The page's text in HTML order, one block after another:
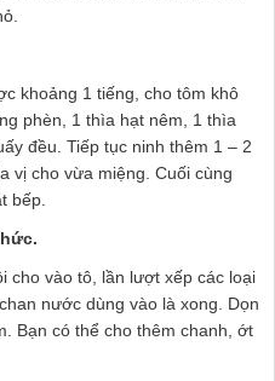
khoảng 1 tiếng, cho tôm khô
phèn, 1 thìa hạt nêm, 1 thìa
đều. Tiếp tục ninh thêm 1 – 2
vị cho vừa miệng. Cuối cùng
bếp.
cho vào tô, lần lượt xếp các loại
nước dùng vào là xong. Dọn
Bạn có thể cho thêm chanh, ớt